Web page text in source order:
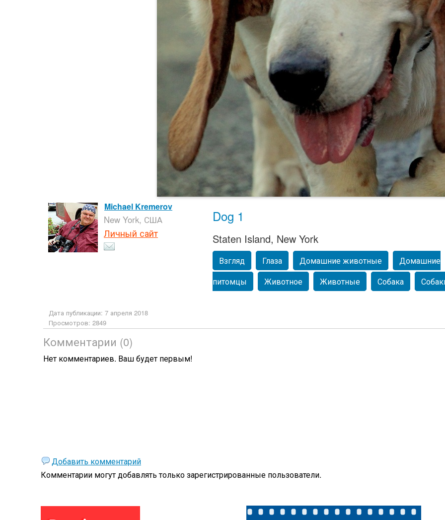
Michael Kremerov
New York, США
Личный сайт
Dog 1
Staten Island, New York
Взгляд Глаза Домашние животные
Домашние
питомцы
Животное Животные Собака
Дата публикации: 7 апреля 2018
Просмотров: 2849
Комментарии (0)
Нет комментариев. Ваш будет первым!
Добавить комментарий
Комментарии могут добавлять толькозарегистрированные пользователи.